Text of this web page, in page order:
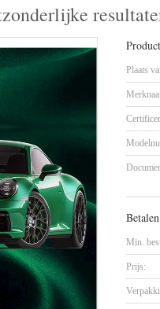
Plaats
Min.
Prijs: